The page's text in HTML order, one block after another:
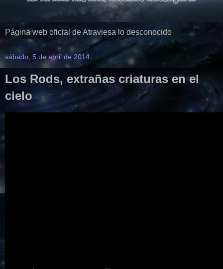
Página web oficial de Atraviesa lo desconocido
sábado, 5 de abril de 2014
Los Rods, extrañas criaturas en el
cielo